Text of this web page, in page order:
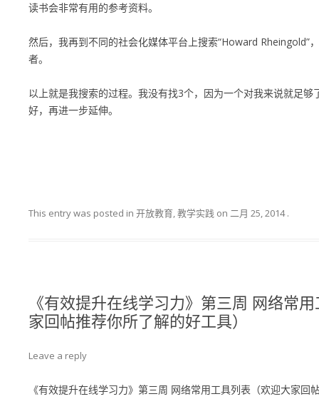
读书会非常有用的参考资料。
然后，我再到不同的社会化媒体平台上搜索“Howard Rheingold”
者。
以上就是我搜索的过程。我没有找3个，因为一个对我来说就足够
好，再进一步延伸。
This entry was posted in 开放教育, 教学实践 on 二月 25, 2014 .
《有效提升在线学习力》第三周 网络常
家回帖推荐你所了解的好工具）
Leave a reply
《有效提升在线学习力》第三周 网络常用工具列表（欢迎大家回